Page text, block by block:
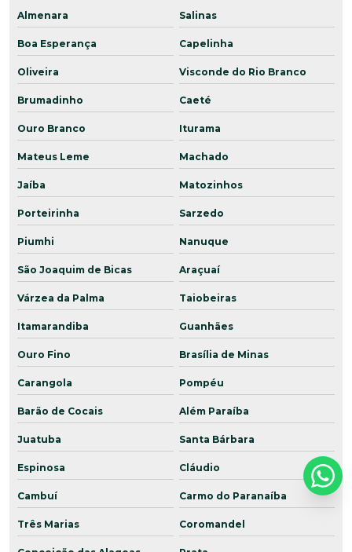
Almenara Salinas
Boa Esperança Capelinha
Oliveira Visconde do Rio Branco
Brumadinho Caeté
Ouro Branco Iturama
Mateus Leme Machado
Jaíba Matozinhos
Porteirinha Sarzedo
Piumhi Nanuque
São Joaquim de Bicas Araçuaí
Várzea da Palma Taiobeiras
Itamarandiba Guanhães
Ouro Fino Brasília de Minas
Carangola Pompéu
Barão de Cocais Além Paraíba
Juatuba Santa Bárbara
Espinosa Cláudio
Cambuí Carmo do Paranaíba
Três Marias Coromandel